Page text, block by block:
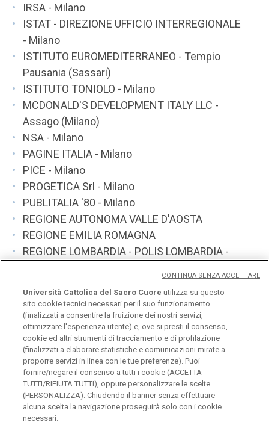
IRSA - Milano
ISTAT - DIREZIONE UFFICIO INTERREGIONALE
- Milano
ISTITUTO EUROMEDITERRANEO - Tempio
Pausania (Sassari)
ISTITUTO TONIOLO - Milano
MCDONALD'S DEVELOPMENT ITALY LLC -
Assago (Milano)
NSA - Milano
PAGINE ITALIA - Milano
PICE - Milano
PROGETICA Srl - Milano
PUBLITALIA '80 - Milano
REGIONE AUTONOMA VALLE D'AOSTA
REGIONE EMILIA ROMAGNA
REGIONE LOMBARDIA - POLIS LOMBARDIA -
SOCIAL THINGS Srl - Milano
TELEFONO AMICO ITALIA ONLUS - Trento
UMANA FORMA Srl - Marghera (Venezia)
UNI - Milano
UNICREDITO ITALIANO - Milano
Università Cattolica del Sacro Cuore utilizza su questo
sito cookie tecnici necessari per il suo funzionamento
(finalizzati a consentire la fruizione dei nostri servizi,
ottimizzare l'esperienza utente) e, ove si presti il consenso,
cookie ed altri strumenti di tracciamento e di profilazione
(finalizzati a elaborare statistiche e comunicazioni mirate a
proporre servizi in linea con le tue preferenze). Puoi
fornire/negare il consenso a tutti i cookie (ACCETTA
TUTTI/RIFIUTA TUTTI), oppure personalizzare le scelte
(PERSONALIZZA). Chiudendo il banner senza effettuare
alcuna scelta la navigazione proseguirà solo con i cookie
necessari.
CONTINUA SENZA ACCETTARE